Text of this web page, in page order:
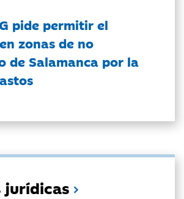
pide permitir el
zonas de no
de Salamanca por la
jurídicas